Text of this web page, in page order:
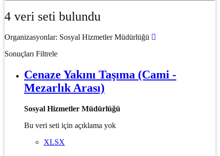
4 veri seti bulundu
Organizasyonlar: Sosyal Hizmetler Müdürlüğü
Sonuçları Filtrele
Cenaze Yakını Taşıma (Cami -
Mezarlık Arası)
Sosyal Hizmetler Müdürlüğü
Bu veri seti için açıklama yok
XLSX